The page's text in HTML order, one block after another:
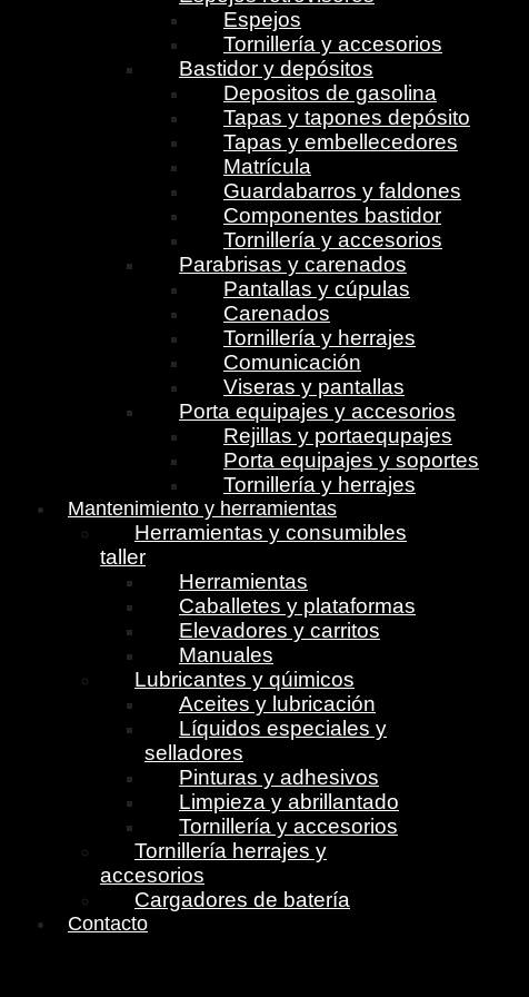
Espejos
Tornillería y accesorios
Bastidor y depósitos
Depositos de gasolina
Tapas y tapones depósito
Tapas y embellecedores
Matrícula
Guardabarros y faldones
Componentes bastidor
Tornillería y accesorios
Parabrisas y carenados
Pantallas y cúpulas
Carenados
Tornillería y herrajes
Comunicación
Viseras y pantallas
Porta equipajes y accesorios
Rejillas y portaequpajes
Porta equipajes y soportes
Tornillería y herrajes
Mantenimiento y herramientas
Herramientas y consumibles
taller
Herramientas
Caballetes y plataformas
Elevadores y carritos
Manuales
Lubricantes y qúimicos
Aceites y lubricación
Líquidos especiales y
selladores
Pinturas y adhesivos
Limpieza y abrillantado
Tornillería y accesorios
Tornillería herrajes y
accesorios
Cargadores de batería
Contacto